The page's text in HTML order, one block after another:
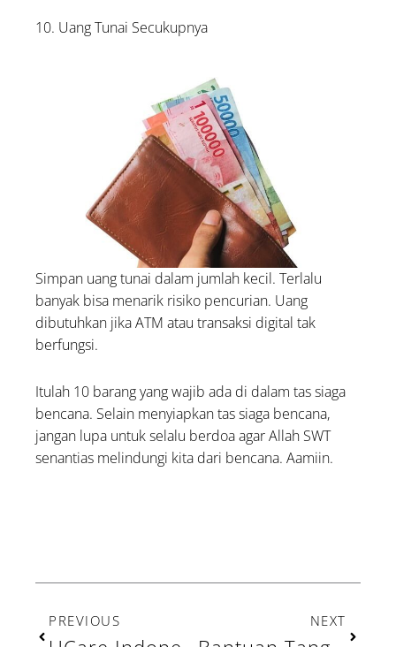
10. Uang Tunai Secukupnya
Simpan uang tunai dalam jumlah kecil. Terlalu
banyak bisa menarik risiko pencurian. Uang
dibutuhkan jika ATM atau transaksi digital tak
berfungsi.
Itulah 10 barang yang wajib ada di dalam tas siaga
bencana. Selain menyiapkan tas siaga bencana,
jangan lupa untuk selalu berdoa agar Allah SWT
senantias melindungi kita dari bencana. Aamiin.
PREVIOUS NEXT